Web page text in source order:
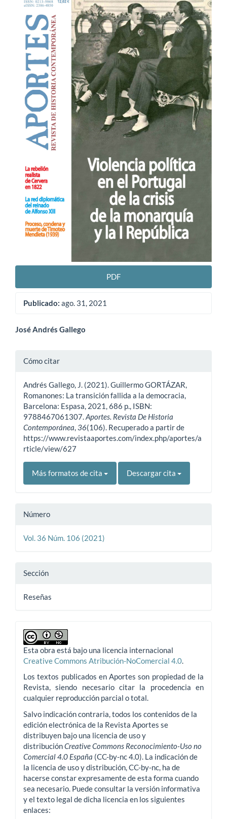
del
artículo
PDF
Publicado: ago. 31, 2021
Contenido
del
artículo
José Andrés Gallego
Detalles
artículo
Cómo citar
Andrés Gallego, J. (2021). Guillermo GORTÁZAR,
Romanones: La transición fallida a la democracia,
Barcelona: Espasa, 2021, 686 p., ISBN:
9788467061307. Aportes. Revista De Historia
Contemporánea 36(106). Recuperado a partir de
https://www.revistaaportes.com/index.php/aportes/a
rticle/view/627
Más formatos de cita Descargar cita
Número
Vol. 36 Núm. 106 (2021)
Sección
Reseñas
Esta obra está bajo una licencia internacional
Creative Commons Atribución-NoComercial 4.0
Los textos publicados en Aportes son propiedad de la
Revista, siendo necesario citar la procedencia en
cualquier reproducción parcial o total.
Salvo indicación contraria, todos los contenidos de la
edición electrónica de la Revista Aportes se
distribuyen bajo una licencia de uso y
distribuciónCreative Commons Reconocimiento-Uso no
Comercial 4.0 España (CC-by-nc 4.0). La indicación de
la licencia de uso y distribución, CC-by-nc, ha de
hacerse constar expresamente de esta forma cuando
sea necesario. Puede consultar la versión informativa
y el texto legal de dicha licencia en los siguientes
enlaces: